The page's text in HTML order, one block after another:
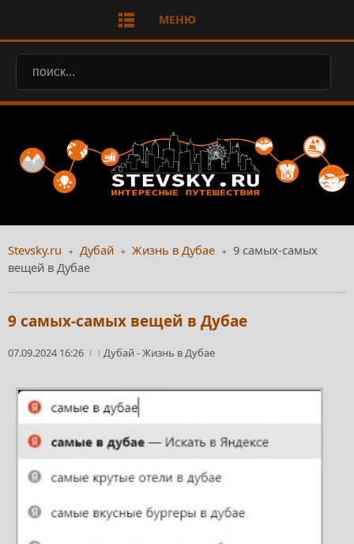
МЕНЮ
Stevsky.ru Дубай Жизнь в Дубае
9 самых-самых
вещей в Дубае
9 самых-самых вещей в Дубае
07.09.2024 16:26 Дубай-Жизнь в Дубае